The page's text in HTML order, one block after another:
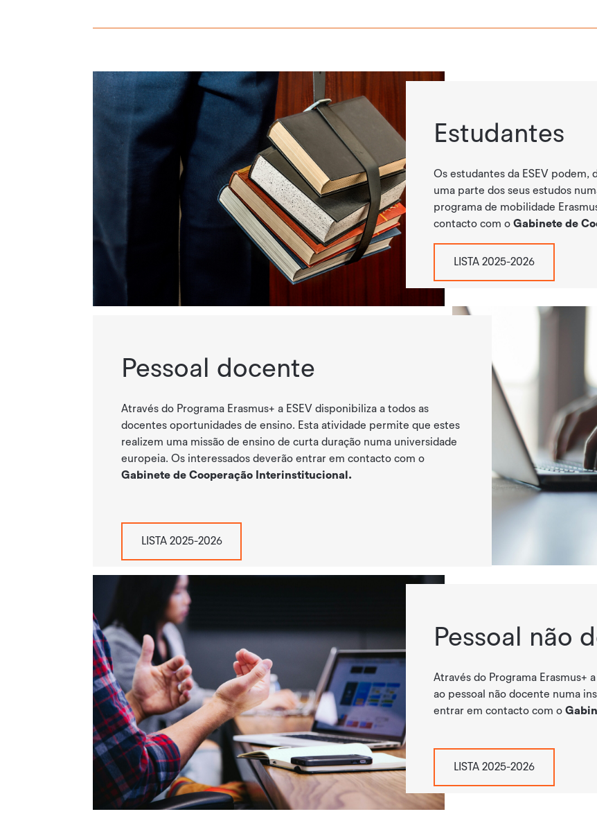
Estudantes
Os estudantes da ESEV podem,
uma parte dos seus estudos
programa de mobilidade
contacto com oGabinete de
LISTA 2025-2026
Pessoal docente
Através do Programa Erasmus+ a ESEV disponibiliza a todos as
docentes oportunidades de ensino. Esta atividade permite que estes
realizem uma missão de ensino de curta duração numa universidade
europeia. Os interessados deverão entrar em contacto com o
Gabinete de Cooperação Interinstitucional.
LISTA 2025-2026
Pessoal não
Através do Programa Erasmus+
ao pessoal não docente numa
entrar em contacto com o
LISTA 2025-2026